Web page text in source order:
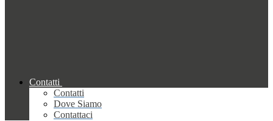
Contatti
Contatti
Dove Siamo
Contattaci